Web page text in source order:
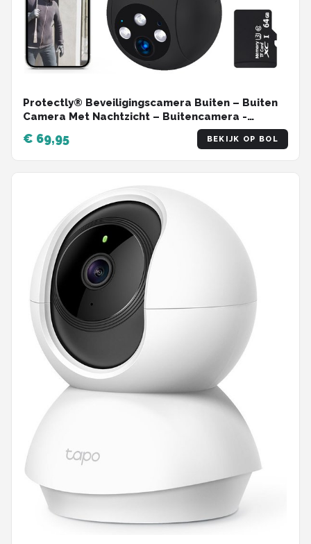
Protectly® Beveiligingscamera Buiten – Buiten
Camera Met Nachtzicht – Buitencamera -
Security camera - 3K HD 5MP - Met WiFi en APP -
Incl. 64GB SD - Zwart
€ 69,95 BEKIJK OP BOL